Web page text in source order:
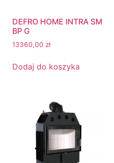
DEFRO HOME INTRA SM
BP G
13360,00 zł
Dodaj do koszyka